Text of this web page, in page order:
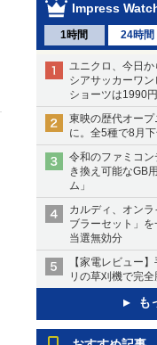
Impress
1時間 24時間
ユニクロ、今日
シアサッカーワ
ショーツは1990
東映の歴代オー
に。全5種で8月
令和のファミコ
き換え可能なGB
ム」
カルディ、オン
ブラーセット」
当選無効分
【家電レビュー
リの草刈機で完
も